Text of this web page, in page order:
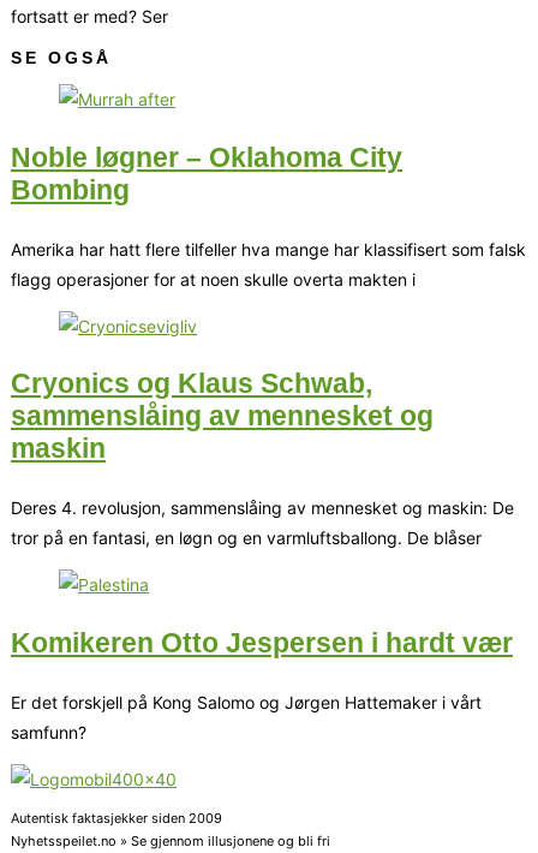
fortsatt er med? Ser
SE OGSÅ
Noble løgner – Oklahoma City
Bombing
Amerika har hatt flere tilfeller hva mange har klassifisert som falsk
flagg operasjoner for at noen skulle overta makten i
Cryonics og Klaus Schwab,
sammenslåing av mennesket og
maskin
Deres 4. revolusjon, sammenslåing av mennesket og maskin: De
tror på en fantasi, en løgn og en varmluftsballong. De blåser
Komikeren Otto Jespersen i hardt vær
Er det forskjell på Kong Salomo og Jørgen Hattemaker i vårt
samfunn?
Autentisk faktasjekker siden 2009
Nyhetsspeilet.no » Se gjennom illusjonene og bli fri